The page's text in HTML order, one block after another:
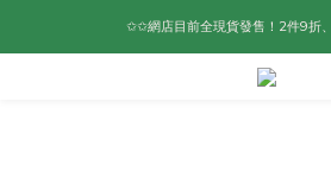
✩✩網店目前全現貨發售！2件9折